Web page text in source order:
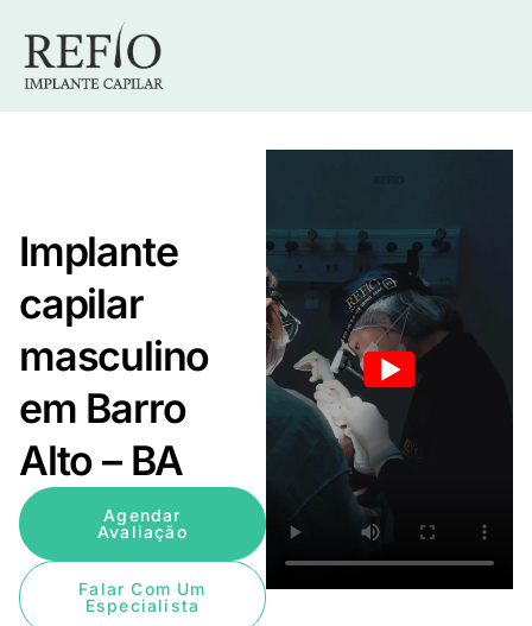
Implante
capilar
masculino
em Barro
Alto – BA
Agendar
Avaliação
Falar Com Um
Especialista